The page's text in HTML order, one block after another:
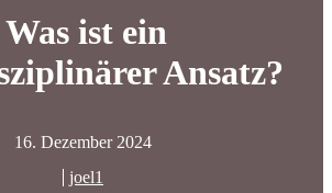
Was ist ein
Ansatz?
16. Dezember 2024
joel1